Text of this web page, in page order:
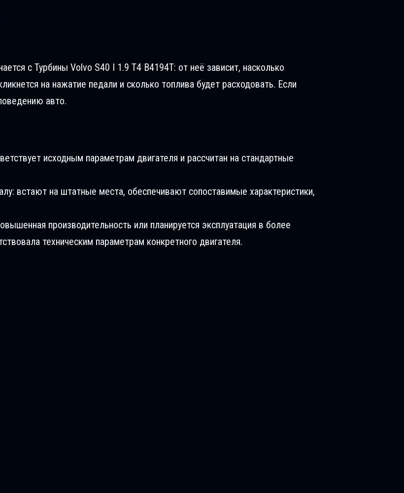
с Турбины Volvo S40 I 1.9 T4 B4194T: от неё зависит, насколько
на нажатие педали и сколько топлива будет расходовать. Если
авто.
исходным параметрам двигателя и рассчитан на стандартные
встают на штатные места, обеспечивают сопоставимые характеристики,
производительность или планируется эксплуатация в более
техническим параметрам конкретного двигателя.